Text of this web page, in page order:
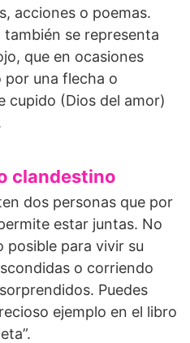
acciones o poemas.
se representa
que en ocasiones
por una flecha o
cupido (Dios del amor)
clandestino
dos personas que por
estar juntas. No
para vivir su
o corriendo
Puedes
ejemplo en el libro